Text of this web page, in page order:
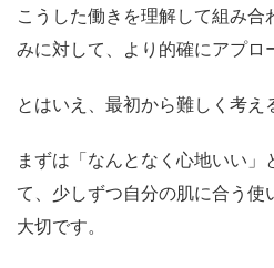
こうした働きを理解して組み
みに対して、より的確にアプロ
とはいえ、最初から難しく考え
まずは「なんとなく心地いい
て、少しずつ自分の肌に合う
大切です。